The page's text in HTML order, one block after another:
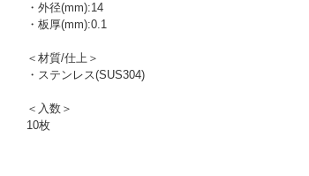
・外径(mm):14
・板厚(mm):0.1
＜材質/仕上＞
・ステンレス(SUS304)
＜入数＞
10枚